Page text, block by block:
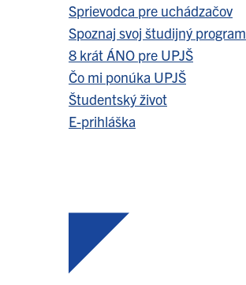
Sprievodca pre uchádzačov
Spoznaj svoj študijný program
8 krát ÁNO pre UPJŠ
Čo mi ponúka UPJŠ
Študentský život
E-prihláška